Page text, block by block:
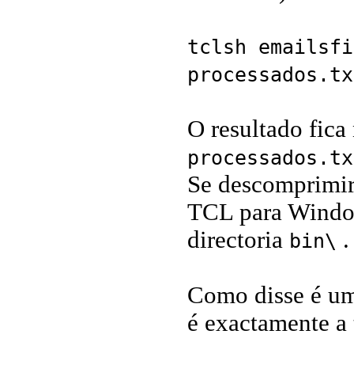
tclsh
O resultado
Se
TCL para
directoria bin\ .
Como disse é
é exactamente